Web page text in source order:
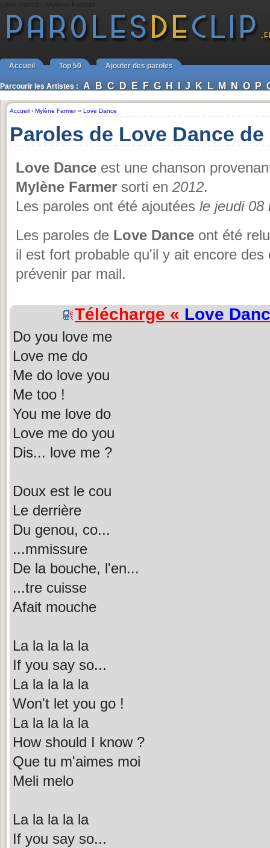
Accueil Top 50 Ajouter des paroles
Parcourir les Artistes : A B C D E F G H I J K L M N O P
Accueil › Mylène Farmer›› Love Dance
Paroles de Love Dance
Love Dance est une chanson
Mylène Farmer sorti en 2012.
Les paroles ont été ajoutées le jeudi 08
Les paroles de Love Dance ont été
il est fort probable qu'il y ait encore
prévenir par mail.
Télécharge « Love
Do you love me
Love me do
Me do love you
Me too !
You me love do
Love me do you
Dis... love me ?
Doux est le cou
Le derrière
Du genou, co...
...mmissure
De la bouche, l'en...
...tre cuisse
Afait mouche
La la la la la
If you say so...
La la la la la
Won't let you go !
La la la la la
How should I know ?
Que tu m'aimes moi
Meli melo
La la la la la
If you say so...